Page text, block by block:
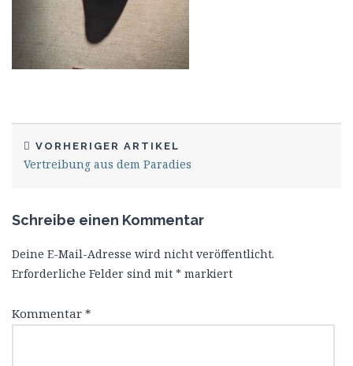
VORHERIGER ARTIKEL
Vertreibung aus dem Paradies
Schreibe einen Kommentar
Deine E-Mail-Adresse wird nicht veröffentlicht.
Erforderliche Felder sind mit * markiert
Kommentar *